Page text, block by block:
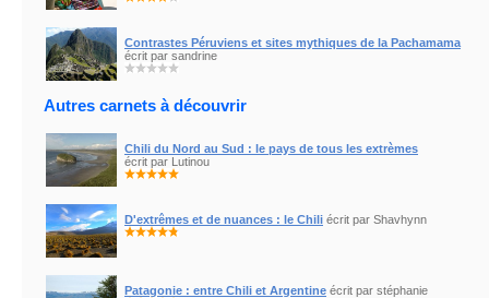
Contrastes Péruviens et sites mythiques de la Pachamama
écrit par sandrine
Autres carnets à découvrir
Chili du Nord au Sud : le pays de tous les extrèmes
écrit par Lutinou
D'extrêmes et de nuances : le Chili écrit par Shavhynn
Patagonie : entre Chili et Argentine écrit par stéphanie